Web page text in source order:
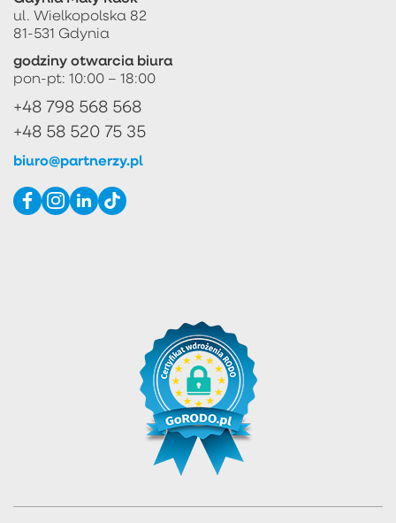
ul. Wielkopolska 82
81-531 Gdynia
godziny otwarcia biura
pon-pt: 10:00 – 18:00
+48 798 568 568
+48 58 520 75 35
biuro@partnerzy.pl